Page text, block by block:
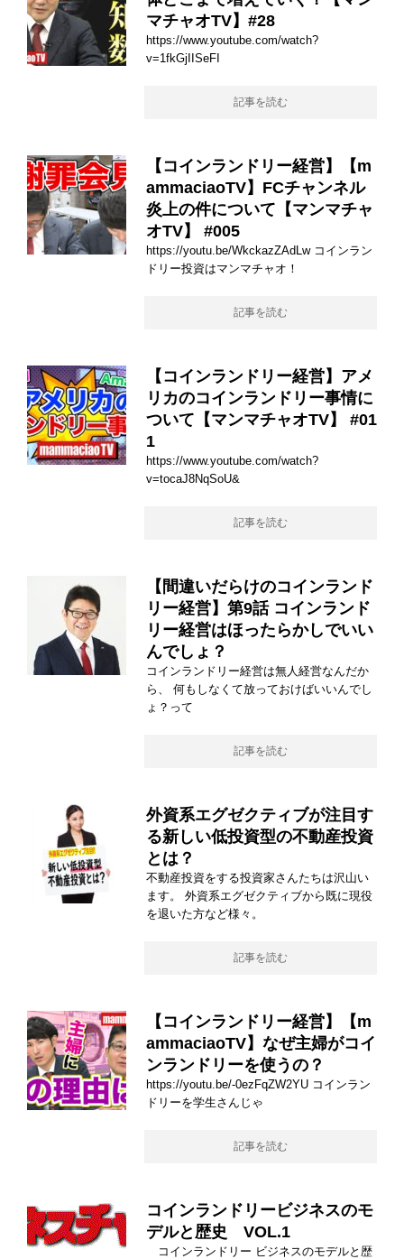
マチャオTV】#28
https://www.youtube.com/watch?
v=1fkGjIISeFI
記事を読む
【コインランドリー経営】【m
ammaciaoTV】FCチャンネル
炎上の件について【マンマチャ
オTV】 #005
https://youtu.be/WkckazZAdLw コインラン
ドリー投資はマンマチャオ！
記事を読む
【コインランドリー経営】アメ
リカのコインランドリー事情に
ついて【マンマチャオTV】 #01
1
https://www.youtube.com/watch?
v=tocaJ8NqSoU&
記事を読む
【間違いだらけのコインランド
リー経営】第9話 コインランド
リー経営はほったらかしでいい
んでしょ？
コインランドリー経営は無人経営なんだか
ら、 何もしなくて放っておけばいいんでし
ょ？って
記事を読む
外資系エグゼクティブが注目す
る新しい低投資型の不動産投資
とは？
不動産投資をする投資家さんたちは沢山い
ます。 外資系エグゼクティブから既に現役
を退いた方など様々。
記事を読む
【コインランドリー経営】【m
ammaciaoTV】なぜ主婦がコイ
ンランドリーを使うの？
https://youtu.be/-0ezFqZW2YU コインラン
ドリーを学生さんじゃ
記事を読む
コインランドリービジネスのモ
デルと歴史 VOL.1
コインランドリー ビジネスのモデルと歴